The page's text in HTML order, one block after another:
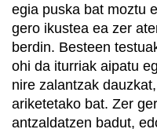
egia puska bat moztu
gero ikustea ea zer
berdin. Besteen
ohi da iturriak aipatu
nire zalantzak
ariketetako bat. Zer
antzaldatzen badut,